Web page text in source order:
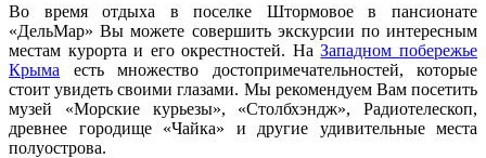
Во время отдыха в поселке Штормовое в пансионате
«ДельМар» Вы можете совершить экскурсии по интересным
местам курорта и его окрестностей. НаЗападном побережье
Крыма есть множество достопримечательностей, которые
стоит увидеть своими глазами. Мы рекомендуем Вам посетить
музей «Морские курьезы», «Столбхэндж», Радиотелескоп,
древнее городище «Чайка» и другие удивительные места
полуострова.